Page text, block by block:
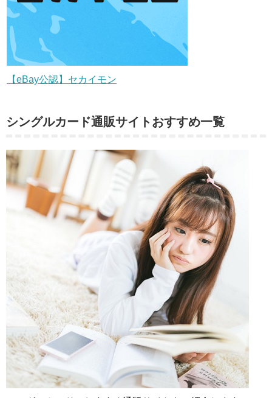
【eBay公認】セカイモン
シングルカード通販サイトおすすめ一覧